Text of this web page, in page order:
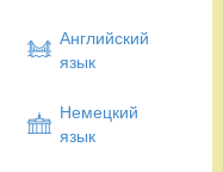
Английский
язык
Немецкий
язык